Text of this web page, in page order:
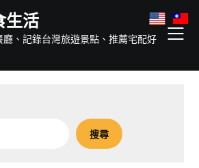
生活
、記錄台灣旅遊景點、推薦宅配好
搜尋